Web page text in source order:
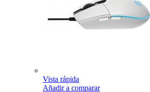
Vista rápida
Añadir a comparar